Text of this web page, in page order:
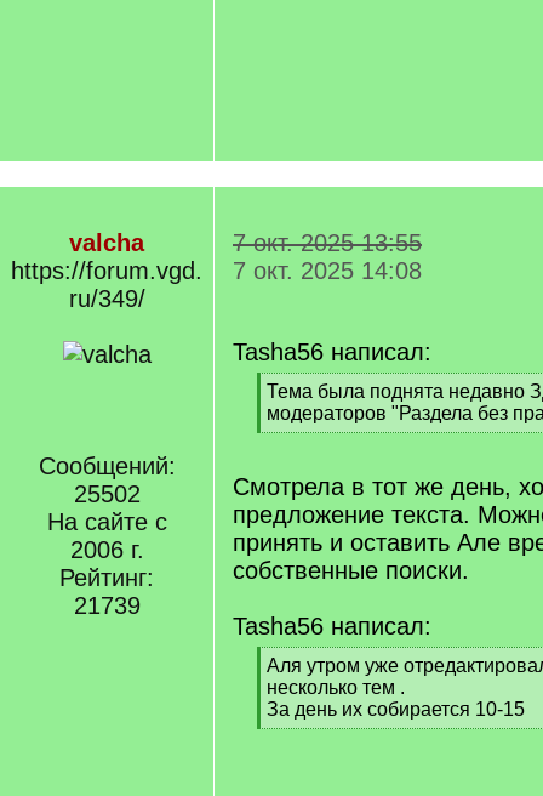
valcha
https://forum.vgd.
ru/349/
Сообщений:
25502
На сайте с
2006 г.
Рейтинг:
21739
7 окт. 2025 13:55
7 окт. 2025 14:08
Tasha56 написал:
[
q
]
Тема была поднята недавно
модераторов "Раздела без
[
q
]
Смотрела в тот же день,
предложение текста.
принять и оставить Але
собственные поиски.
Tasha56 написал:
[
q
]
Аля утром уже
несколько тем .
За день их собирается 10-15
[